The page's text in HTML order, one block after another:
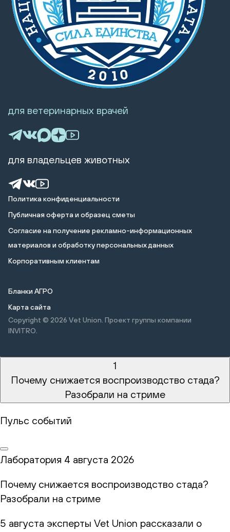
Политика конфиденциальности
Публичная оферта и образец сметы
Cогласие на получение рекламно-информационных
материалов и обработку персональных данных
Корпоративным клиентам
Бланки АГРО
Карта сайта
Copyright © 2026 Vet Union. Проект группы компании
INVITRO.
для ветеринарных врачей
для владельцев животных
1
Почему снижается воспроизводство стада?
Разобрали на стриме
Пульс событий
Лаборатория 4 августа 2026
Почему снижается воспроизводство стада?
Разобрали на стриме
5 августа эксперты Vet Union рассказали о